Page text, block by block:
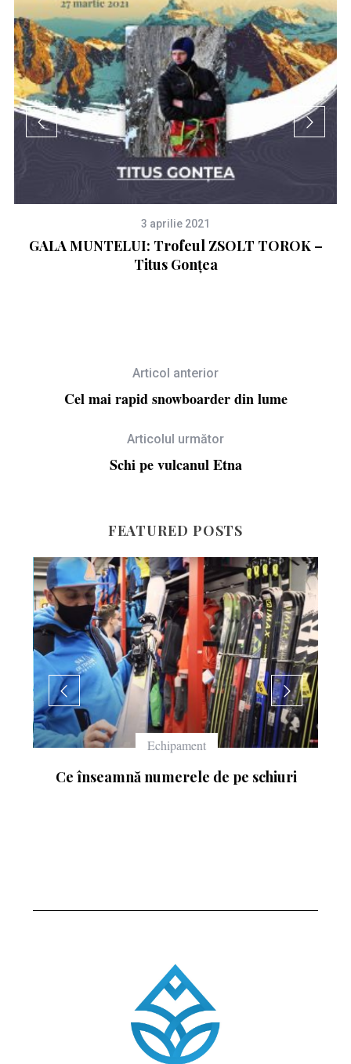
3 aprilie 2021
GALA MUNTELUI: Trofeul ZSOLT TOROK –
Titus Gonțea
Articol anterior
Cel mai rapid snowboarder din lume
Articolul următor
Schi pe vulcanul Etna
FEATURED POSTS
Echipament
Ce înseamnă numerele de pe schiuri